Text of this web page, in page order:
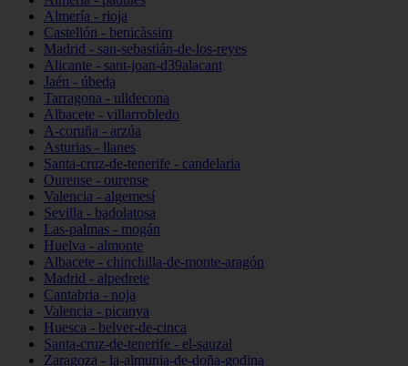
Almería - rioja
Castellón - benicàssim
Madrid - san-sebastián-de-los-reyes
Alicante - sant-joan-d39alacant
Jaén - úbeda
Tarragona - ulldecona
Albacete - villarrobledo
A-coruña - arzúa
Asturias - llanes
Santa-cruz-de-tenerife - candelaria
Ourense - ourense
Valencia - algemesí
Sevilla - badolatosa
Las-palmas - mogán
Huelva - almonte
Albacete - chinchilla-de-monte-aragón
Madrid - alpedrete
Cantabria - noja
Valencia - picanya
Huesca - belver-de-cinca
Santa-cruz-de-tenerife - el-sauzal
Zaragoza - la-almunia-de-doña-godina